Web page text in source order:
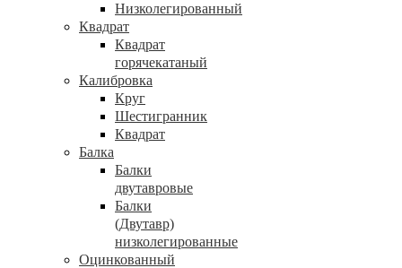
Низколегированный
Квадрат
Квадрат
горячекатаный
Калибровка
Круг
Шестигранник
Квадрат
Балка
Балки
двутавровые
Балки
(Двутавр)
низколегированные
Оцинкованный